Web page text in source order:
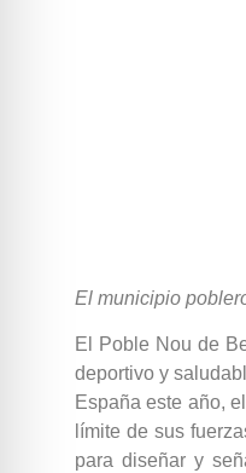
El municipio
El Poble Nou de
deportivo y
España este año,
límite de sus
para diseñar y